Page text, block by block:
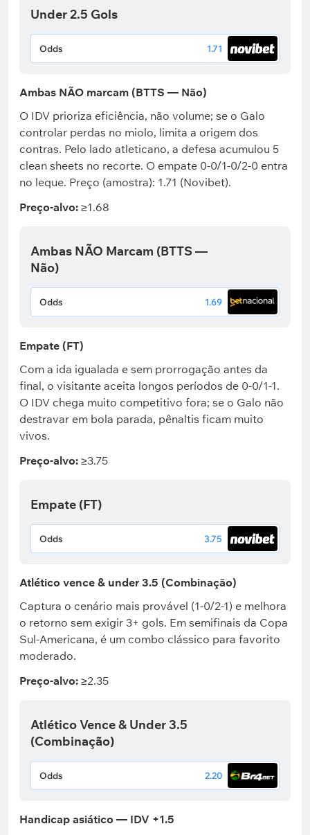
Under 2.5 Gols
Odds 1.71
Ambas NÃO marcam (BTTS — Não)
O IDV prioriza eficiência, não volume; se o Galo
controlar perdas no miolo, limita a origem dos
contras. Pelo lado atleticano, a defesa acumulou 5
clean sheets no recorte. O empate 0-0/1-0/2-0 entra
no leque. Preço (amostra): 1.71 (Novibet).
Preço-alvo: ≥1.68
Ambas NÃO Marcam (BTTS —
Não)
Odds 1.69
Empate (FT)
Com a ida igualada e sem prorrogação antes da
final, o visitante aceita longos períodos de 0-0/1-1.
O IDV chega muito competitivo fora; se o Galo não
destravar em bola parada, pênaltis ficam muito
vivos.
Preço-alvo: ≥3.75
Empate (FT)
Odds 3.75
Atlético vence & under 3.5 (Combinação)
Captura o cenário mais provável (1-0/2-1) e melhora
o retorno sem exigir 3+ gols. Em semifinais da Copa
Sul-Americana, é um combo clássico para favorito
moderado.
Preço-alvo: ≥2.35
Atlético Vence & Under 3.5
(Combinação)
Odds 2.20
Handicap asiático — IDV +1.5